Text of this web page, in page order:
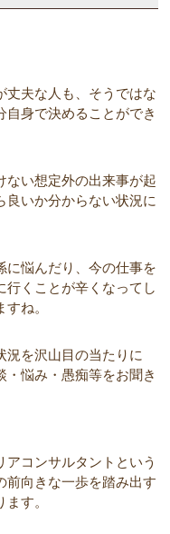
丈夫な人も、そうではな
自身で決めることができ
ない想定外の出来事が起
良いか分からない状況に
に悩んだり、今の仕事を
行くことが辛くなってし
ね。
況を沢山目の当たりに
・悩み・愚痴等をお聞き
コンサルタントという
前向きな一歩を踏み出す
す。